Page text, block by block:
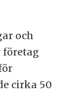
och
företag
cirka 50